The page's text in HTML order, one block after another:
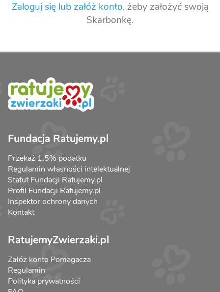
Zaloguj się lub załóż konto,żeby założyć swoją
Skarbonkę.
Fundacja Ratujemy.pl
Przekaż 1,5% podatku
Regulamin własności intelektualnej
Statut Fundacji Ratujemy.pl
Profil Fundacji Ratujemy.pl
Inspektor ochrony danych
Kontakt
RatujemyZwierzaki.pl
Załóż konto Pomagacza
Regulamin
Polityka prywatności